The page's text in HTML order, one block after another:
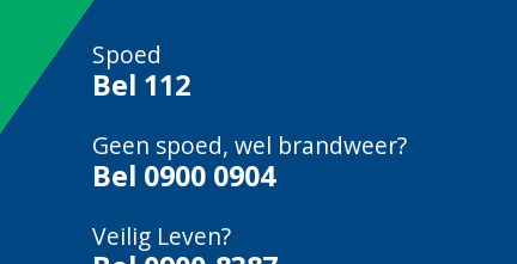
Spoed
Bel 112
Geen spoed, wel brandweer?
Bel 0900 0904
Veilig Leven?